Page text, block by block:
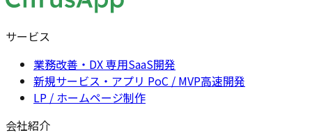
サービス
業務改善・DX 専用SaaS開発
新規サービス・アプリ PoC / MVP高速開発
LP / ホームページ制作
会社紹介